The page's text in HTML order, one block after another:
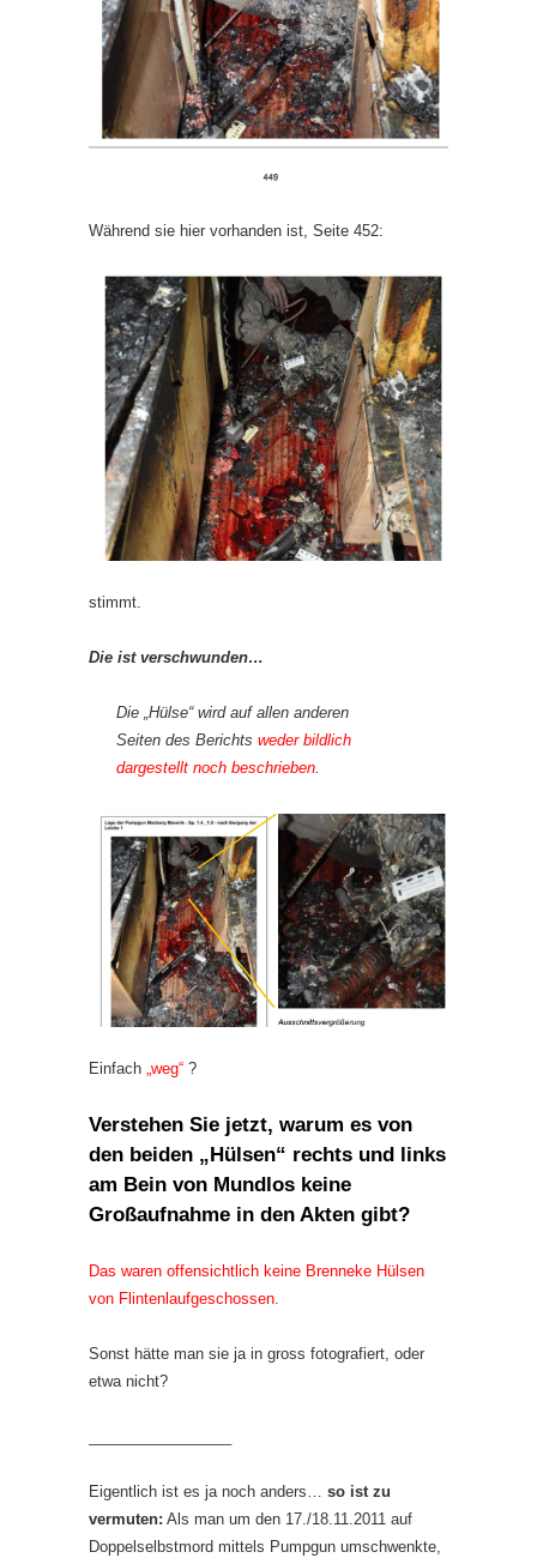
Während sie hier vorhanden ist, Seite 452:
stimmt.
Die ist verschwunden…
Die „Hülse“ wird auf allen anderen
Seiten des Berichts weder bildlich
dargestellt noch beschrieben
Einfach „weg“ ?
Verstehen Sie jetzt, warum es von
den beiden „Hülsen“ rechts und links
am Bein von Mundlos keine
Großaufnahme in den Akten gibt?
Das waren offensichtlich keine Brenneke Hülsen
von Flintenlaufgeschossen.
Sonst hätte man sie ja in gross fotografiert, oder
etwa nicht?
Eigentlich ist es ja noch anders… so ist zu
vermuten: Als man um den 17./18.11.2011 auf
Doppelselbstmord mittels Pumpgun umschwenkte,